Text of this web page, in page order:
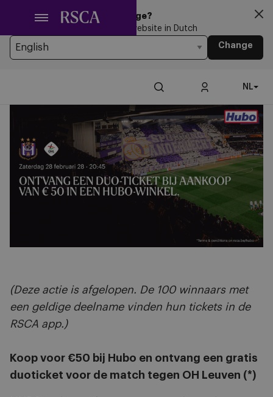
hoofdinhoud
Looking for another Language?
You’re currently browsing the website in Dutch
Change
NL
(Deze actie is afgelopen. De 100 winnaars met
een geldige deelname vinden hun tickets in de
RSCA app.)
Koop voor €50 bij Hubo en ontvang een gratis
duoticket voor de match tegen OH Leuven (*)